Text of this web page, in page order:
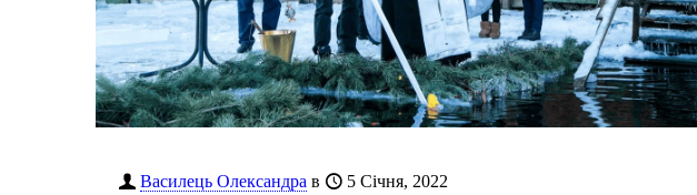
Василець Олександра в
5 Січня, 2022